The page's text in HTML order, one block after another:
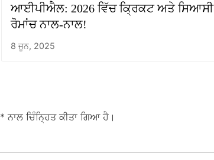
ਆਈਪੀਐਲ: 2026 ਵਿੱਚ ਕ੍ਰਿਕਟ ਅਤੇ ਸਿਆਸੀ
ਰੋਮਾਂਚ ਨਾਲ-ਨਾਲ!
8 ਜੂਨ, 2025
* ਨਾਲ ਚਿੰਨ੍ਹਿਤ ਕੀਤਾ ਗਿਆ ਹੈ।